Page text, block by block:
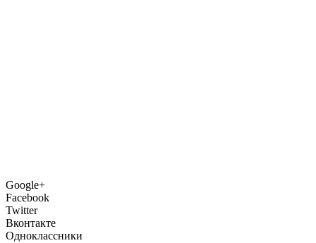
Google+
Facebook
Twitter
Вконтакте
Одноклассники